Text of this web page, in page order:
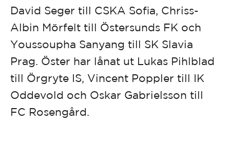
David Seger till CSKA Sofia, Chriss-
Albin Mörfelt till Östersunds FK och
Youssoupha Sanyang till SK Slavia
Prag. Öster har lånat ut Lukas Pihlblad
till Örgryte IS, Vincent Poppler till IK
Oddevold och Oskar Gabrielsson till
FC Rosengård.